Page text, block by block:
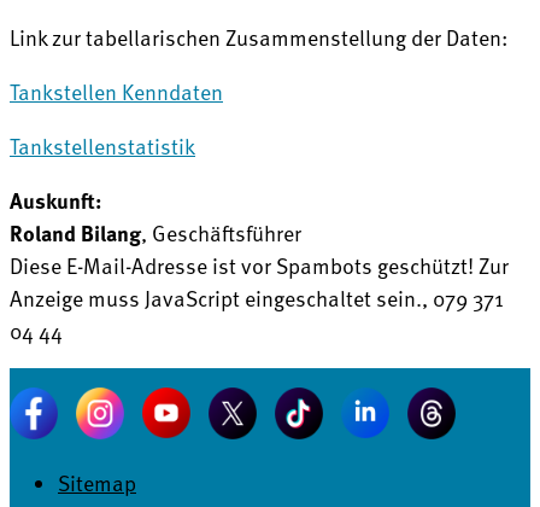
Link zur tabellarischen Zusammenstellung der Daten:
Tankstellen Kenndaten
Tankstellenstatistik
Auskunft:
Roland Bilang, Geschäftsführer
Diese E-Mail-Adresse ist vor Spambots geschützt! Zur
Anzeige muss JavaScript eingeschaltet sein., 079 371
04 44
Sitemap